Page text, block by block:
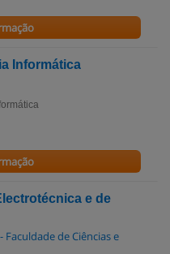
Informática
e de
Faculdade de Ciências e